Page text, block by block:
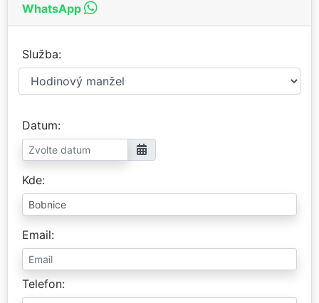
WhatsApp
Služba
Datum
Kde
Email
Telefon